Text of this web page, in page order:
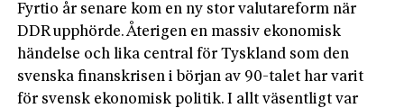
Fyrtio år senare kom en ny stor valutareform när
DDR upphörde. Återigen en massiv ekonomisk
händelse och lika central för Tyskland som den
svenska finanskrisen i början av 90-talet har varit
för svensk ekonomisk politik. I allt väsentligt var